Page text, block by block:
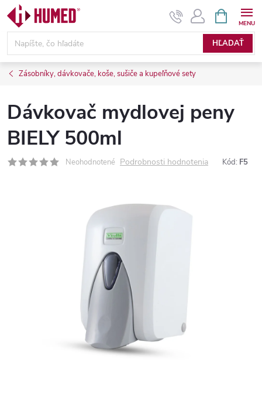
Prejsť
obsah
HĽADAŤ
KOŠÍK
Zásobníky, dávkovače, koše, sušiče a kupeľňové sety
Dávkovač mydlovej peny
BIELY 500ml
Neohodnotené Podrobnosti hodnotenia Kód: F5